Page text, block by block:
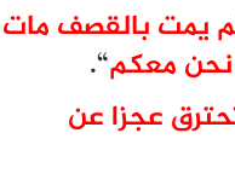
يمت بالقصف مات
نحن معكم“.
عجزا عن